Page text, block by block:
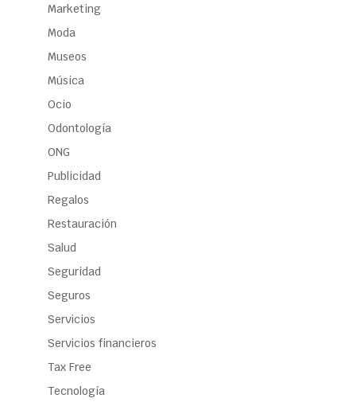
Marketing
Moda
Museos
Música
Ocio
Odontología
ONG
Publicidad
Regalos
Restauración
Salud
Seguridad
Seguros
Servicios
Servicios financieros
Tax Free
Tecnología